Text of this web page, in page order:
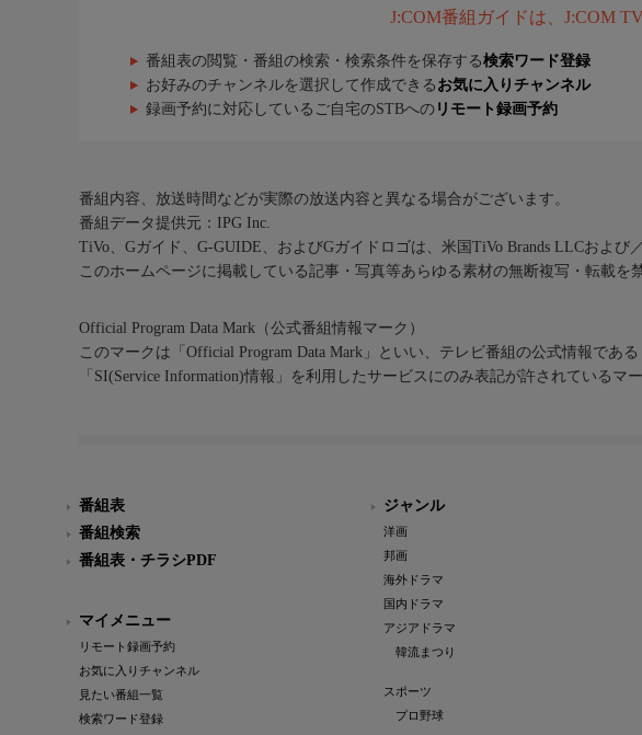
J:COM番組ガイドは、J:COM
番組表の閲覧・番組の検索・検索条件を保存する検索ワード登録
お好みのチャンネルを選択して作成できる お気に入りチャンネル
録画予約に対応しているご自宅のSTBへの リモート録画予約
番組内容、放送時間などが実際の放送内容と異なる場合がございます。
番組データ提供元：IPG Inc.
TiVo、Gガイド、G-GUIDE、およびGガイドロゴは、米国TiVo Brands LLCおよ
このホームページに掲載している記事・写真等あらゆる素材の無断複写・転載を
Official Program Data Mark（公式番組情報マーク）
このマークは「Official Program Data Mark」といい、テレビ番組の公式情報である
「SI(Service Information)情報」を利用したサービスにのみ表記が許されているマー
番組表
番組検索
番組表・チラシPDF
マイメニュー
リモート録画予約
お気に入りチャンネル
見たい番組一覧
検索ワード登録
ジャンル
洋画
邦画
海外ドラマ
国内ドラマ
アジアドラマ
韓流まつり
スポーツ
プロ野球